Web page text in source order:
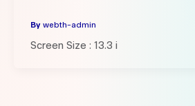
Bywebth-admin
Screen Size : 13.3 i